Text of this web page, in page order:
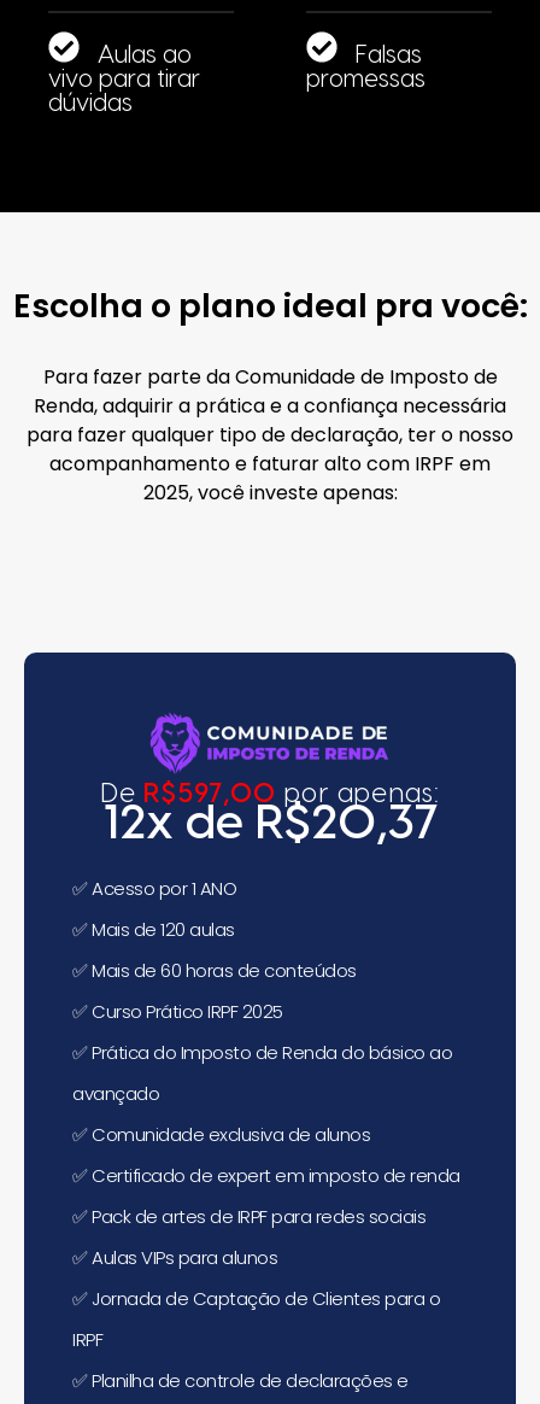
Aulas ao
vivo para tirar
dúvidas
Falsas
promessas
Escolha o plano ideal pra você:
Para fazer parte da Comunidade de Imposto de
Renda, adquirir a prática e a confiança necessária
para fazer qualquer tipo de declaração, ter o nosso
acompanhamento e faturar alto com IRPF em
2025, você investe apenas:
De R$597,00 por apenas:
12x de R$20,37
✅Acesso por 1 ANO
✅Mais de 120 aulas
✅Mais de 60 horas de conteúdos
✅Curso Prático IRPF 2025
✅Prática do Imposto de Renda do básico ao
avançado
✅Comunidade exclusiva de alunos
✅Certificado de expert em imposto de renda
✅Pack de artes de IRPF para redes sociais
✅Aulas VIPs para alunos
✅Jornada de Captação de Clientes para o
IRPF
✅Planilha de controle de declarações e